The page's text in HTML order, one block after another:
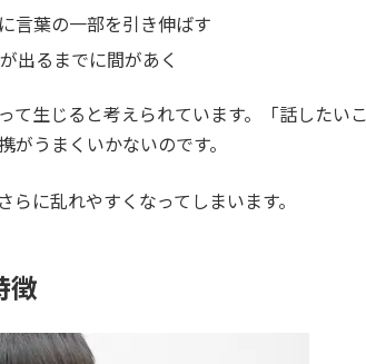
言葉の一部を引き伸ばす
出るまでに間があく
て生じると考えられています。「話したいこ
うまくいかないのです。
に乱れやすくなってしまいます。
徴